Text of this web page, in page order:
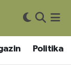
Politika